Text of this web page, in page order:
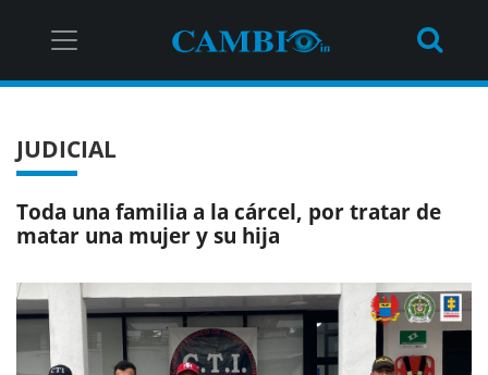
JUDICIAL
Toda una familia a la cárcel, por tratar de
matar una mujer y su hija